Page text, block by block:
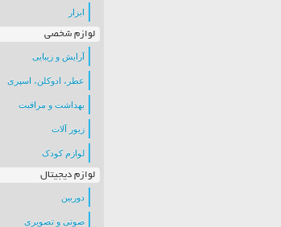
ابزار
لوازم شخصی
آرایش و زیبایی
عطر، ادوکلن، اسپری
بهداشت و مراقبت
زیور آلات
لوازم کودک
لوازم دیجیتال
دوربین
صوتی و تصویری